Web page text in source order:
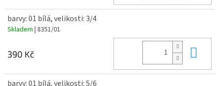
barvy: 01 bílá, velikosti: 3/4
Skladem | 8351/01
390 Kč
barvy: 01 bílá, velikosti: 5/6